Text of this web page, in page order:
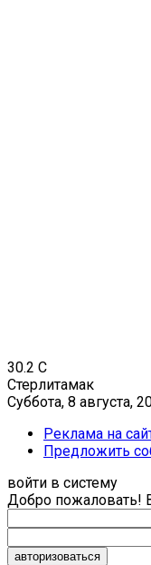
30.2 C
Стерлитамак
Суббота, 8 августа,
Реклама на
Предложить
войти в систему
Добро пожаловать!